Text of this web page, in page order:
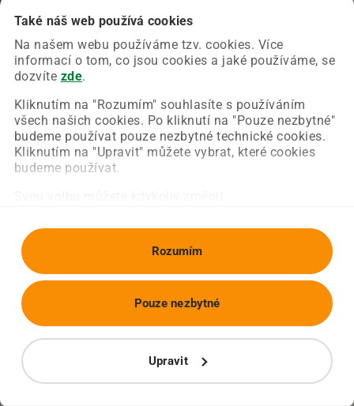
Také náš web používá cookies
Na našem webu používáme tzv. cookies. Více
informací o tom, co jsou cookies a jaké používáme, se
dozvíte zde.
Kliknutím na "Rozumím" souhlasíte s používáním
všech našich cookies. Po kliknutí na "Pouze nezbytné"
budeme používat pouze nezbytné technické cookies.
Kliknutím na "Upravit" můžete vybrat, které cookies
budeme používat.
Rozumím
Upravit
Pouze nezbytné
Chyba nastala na naší straně a už ji opravujeme.
Zkuste prosím znovu načíst požadovanou stránku.
Obnovit stránku Úvodní strana